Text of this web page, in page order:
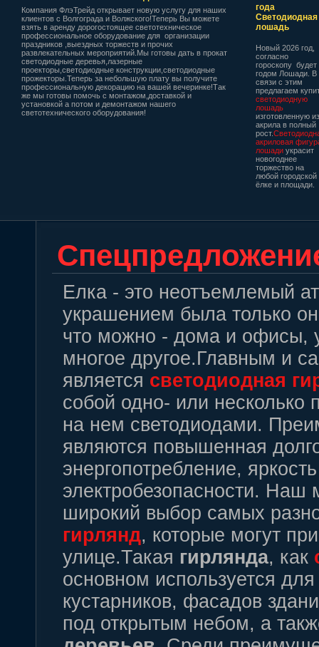
Компания ФлэТрейд открывает новую услугу для наших
клиентов с Волгограда и Волжского!Теперь Вы можете
взять в аренду дорогостоящее светотехническое
профессиональное оборудование для организации
праздников ,выездных торжеств и прочих
развлекательных мероприятий.Мы готовы дать в прокат
светодиодные деревья,лазерные
проекторы,светодиодные конструкции,светодиодные
прожекторы.Теперь за небольшую плату вы получите
профессиональную декорацию на вашей вечеринке!Так
же мы готовы помочь с монтажом,доставкой и
установкой а потом и демонтажом нашего
светотехнического оборудования!
года
Светодиодная
лошадь
Новый 2026 год,
согласно
гороскопу будет
годом Лошади. В
связи с этим
предлагаем
светодиодную
лошадь
изготовленную из
акрила в полный
рост.
акриловая
лошади украсит
новогоднее
торжество на
любой городской
ёлке и площади.
Елка - это неотъемлемый
украшением была только
что можно - дома и офисы,
многое другое.Главным и
является светодиодная
собой одно- или
на нем светодиодами.
являются повышенная
энергопотребление,
электробезопасности. Наш
широкий выбор самых
гирлянд, которые могут
улице.Такая гирлянда, как
основном используется
кустарников, фасадов
под открытым небом, а